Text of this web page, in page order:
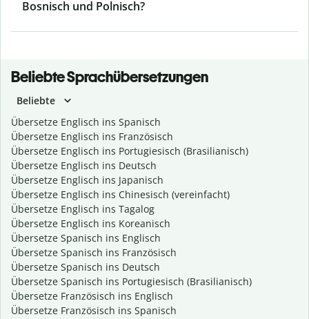
Bosnisch und Polnisch?
Beliebte Sprachübersetzungen
Beliebte
Übersetze Englisch ins Spanisch
Übersetze Englisch ins Französisch
Übersetze Englisch ins Portugiesisch (Brasilianisch)
Übersetze Englisch ins Deutsch
Übersetze Englisch ins Japanisch
Übersetze Englisch ins Chinesisch (vereinfacht)
Übersetze Englisch ins Tagalog
Übersetze Englisch ins Koreanisch
Übersetze Spanisch ins Englisch
Übersetze Spanisch ins Französisch
Übersetze Spanisch ins Deutsch
Übersetze Spanisch ins Portugiesisch (Brasilianisch)
Übersetze Französisch ins Englisch
Übersetze Französisch ins Spanisch